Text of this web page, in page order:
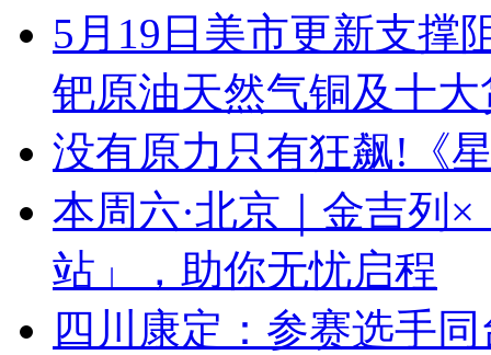
5月19日美市更新支撑
钯原油天然气铜及十
没有原力只有狂飙!《
本周六·北京｜金吉列
站」，助你无忧启程
四川康定：参赛选手